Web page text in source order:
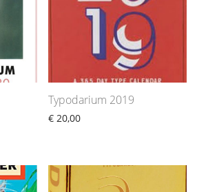
Typodarium 2019
€ 20,00